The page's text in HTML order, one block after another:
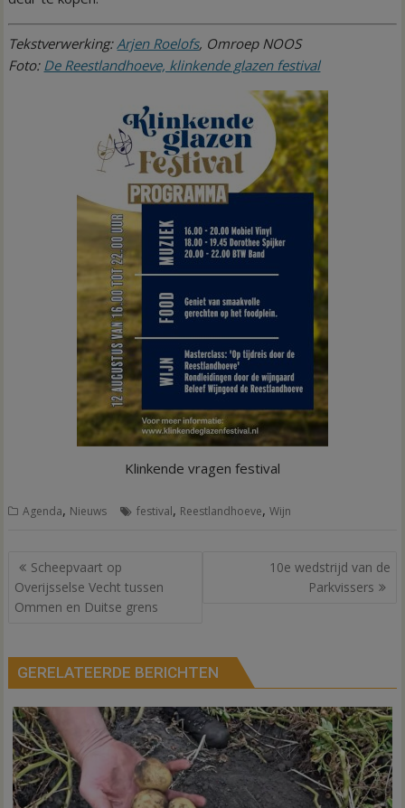
Tekstverwerking: Arjen Roelofs, Omroep NOOS
Foto: De Reestlandhoeve, klinkende glazen festival
Klinkende vragen festival
Agenda, Nieuws festival, Reestlandhoeve,Wijn
Bericht
navigatie
Scheepvaart op
Overijsselse Vecht tussen
Ommen en Duitse grens
10e wedstrijd van de
Parkvissers
GERELATEERDE BERICHTEN